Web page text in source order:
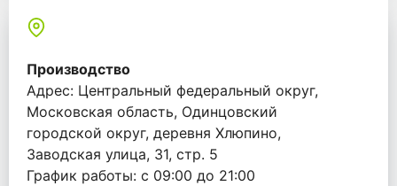
Производство
Адрес: Центральный федеральный округ,
Московская область, Одинцовский
городской округ, деревня Хлюпино,
Заводская улица, 31, стр. 5
График работы: с 09:00 до 21:00